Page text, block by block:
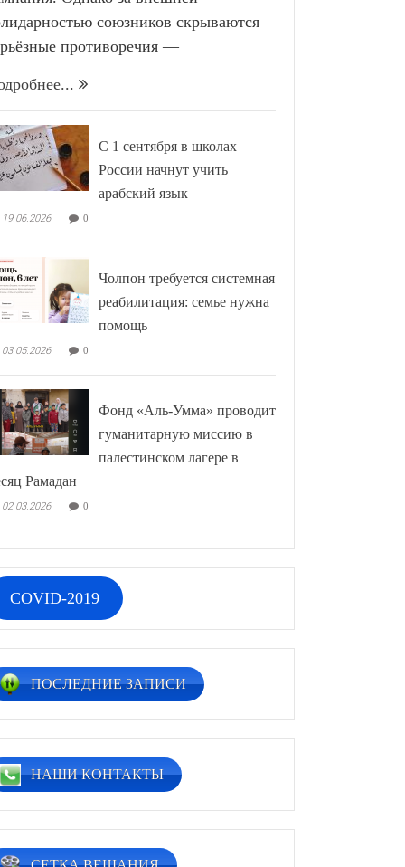
союзников скрываются
противоречия —
С 1 сентября в школах
России начнут учить
арабский язык
19.06.2026 0
Чолпон требуется системная
реабилитация: семье нужна
помощь
03.05.2026 0
Фонд «Аль-Умма» проводит
гуманитарную миссию в
палестинском лагере в
Рамадан
02.03.2026 0
COVID-2019
ПОСЛЕДНИЕ ЗАПИСИ
НАШИ КОНТАКТЫ